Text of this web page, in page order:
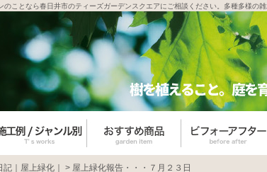
ことなら春日井市のティーズガーデンスクエアにご相談ください。多種多様の
｜屋上緑化｜ > 屋上緑化報告・・・７月２３日